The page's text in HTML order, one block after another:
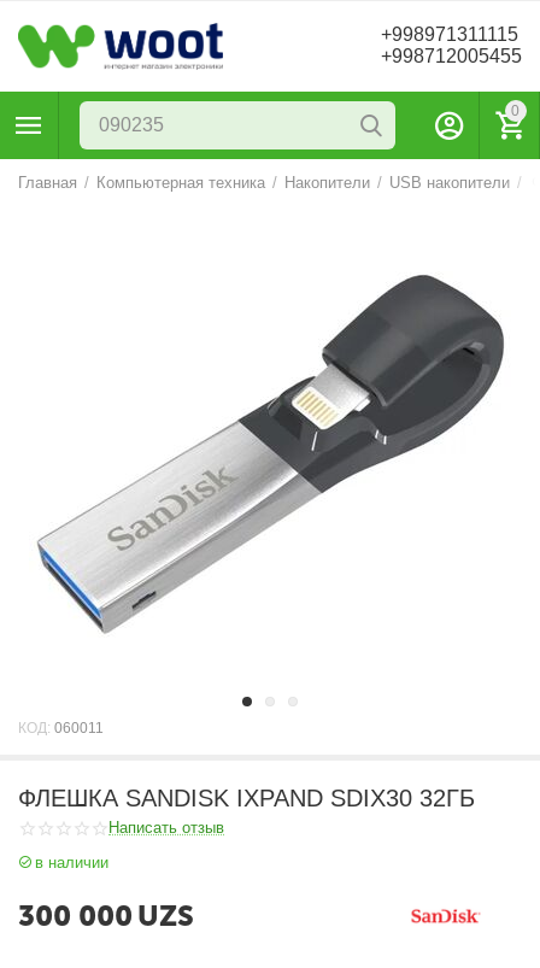
+998971311115
+998712005455
0
Главная / Компьютерная техника / Накопители / USB накопители /
КОД: 060011
ФЛЕШКА SANDISK IXPAND SDIX30 32ГБ
Написать отзыв
в наличии
300 000 UZS